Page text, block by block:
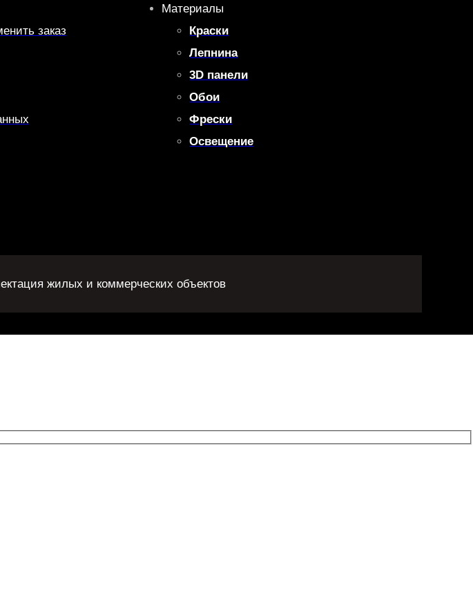
заказ
Материалы
Краски
Лепнина
3D панели
Обои
Фрески
Освещение
жилых и коммерческих объектов